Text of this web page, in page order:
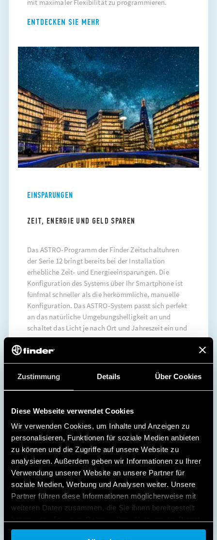
Zustimmung Details Über Cookies
Diese Webseite verwendet Cookies
Wir verwenden Cookies, um Inhalte und Anzeigen zu
personalisieren, Funktionen für soziale Medien anbieten
zu können und die Zugriffe auf unsere Website zu
analysieren. Außerdem geben wir Informationen zu Ihrer
Verwendung unserer Website an unsere Partner für
soziale Medien, Werbung und Analysen weiter. Unsere
Partner führen diese Informationen möglicherweise mit
weiteren Daten zusammen, die Sie ihnen bereitgestellt
gesammelt haben.
mit maximaler Flexibilität zu programmieren.
ENTDECKEN SIE MEHR
EINSPARUNGEN
ZEIT, ENERGIE UND GELD SPAREN
Das ASTRO-Programm der Finder Zeitschaltuhren
der Serie 12 bringt bereits bei der Installation
erhebliche Zeit- und Energieeinsparungen. Die
Konfiguration des Systems über Ihr Smartphone ist
fünfmal schneller als die herkömmliche, manuelle
Konfiguration. Das ASTRO-System passt sich perfekt
an das natürliche Umgebungshelligkeit an und
schaltet das Licht je nach Ort und Jahreszeit ein und
aus.